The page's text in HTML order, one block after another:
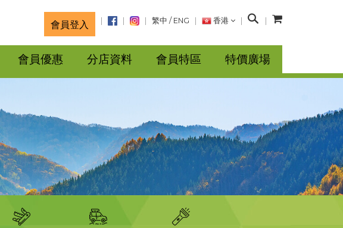
會員登入 繁中 / ENG 香港
搜
會員優惠 分店資料 會員特區 特價廣場